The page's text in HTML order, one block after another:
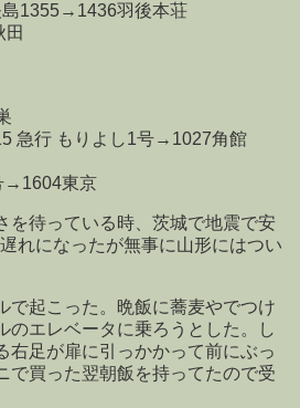
1355→1436羽後本荘
急行 もりよし1号→1027角館
→1604東京
を待っている時、茨城で地震で安
れになったが無事に山形にはつい
で起こった。晩飯に蕎麦やでつけ
のエレベータに乗ろうとした。し
右足が扉に引っかかって前にぶっ
で買った翌朝飯を持ってたので受